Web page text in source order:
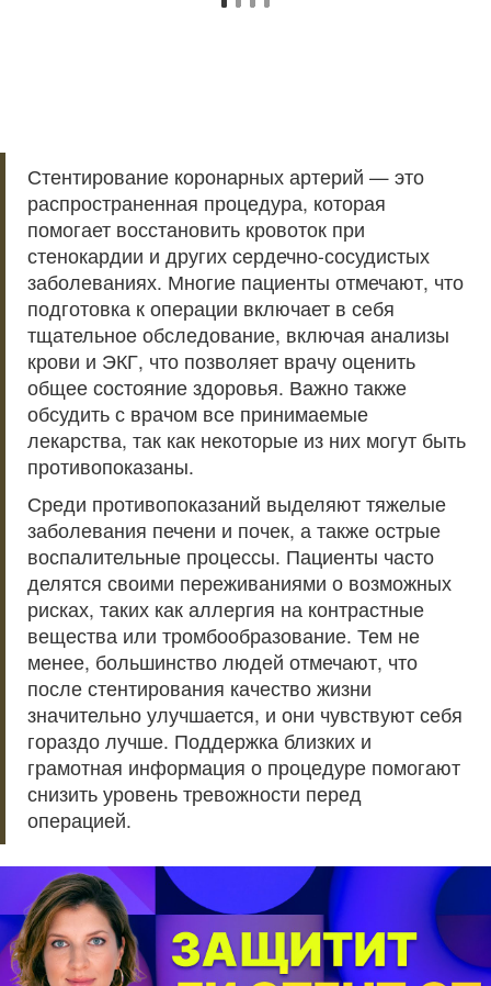
Стентирование коронарных артерий — это
распространенная процедура, которая
помогает восстановить кровоток при
стенокардии и других сердечно-сосудистых
заболеваниях. Многие пациенты отмечают, что
подготовка к операции включает в себя
тщательное обследование, включая анализы
крови и ЭКГ, что позволяет врачу оценить
общее состояние здоровья. Важно также
обсудить с врачом все принимаемые
лекарства, так как некоторые из них могут быть
противопоказаны.
Среди противопоказаний выделяют тяжелые
заболевания печени и почек, а также острые
воспалительные процессы. Пациенты часто
делятся своими переживаниями о возможных
рисках, таких как аллергия на контрастные
вещества или тромбообразование. Тем не
менее, большинство людей отмечают, что
после стентирования качество жизни
значительно улучшается, и они чувствуют себя
гораздо лучше. Поддержка близких и
грамотная информация о процедуре помогают
снизить уровень тревожности перед
операцией.